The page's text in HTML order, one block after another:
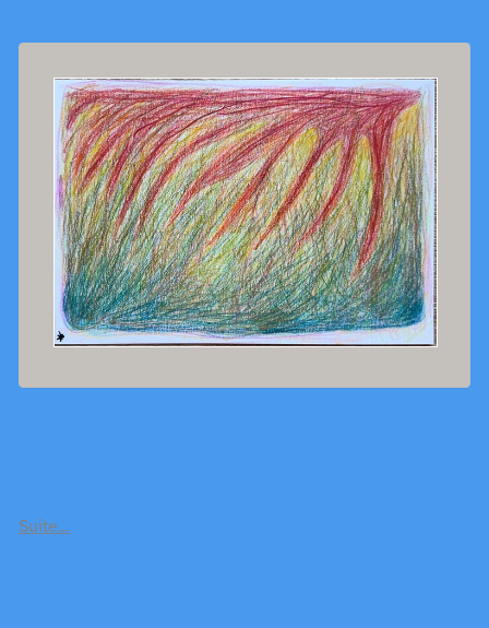
Suite…